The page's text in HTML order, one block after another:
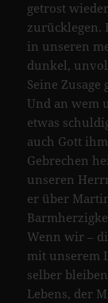
getrost
zurücklegen.
in unseren
dunkel,
Seine
Und an wem
etwas
auch Gott
Gebrechen
unseren
er über
Wenn wir –
mit unserem
selber
Lebens, der